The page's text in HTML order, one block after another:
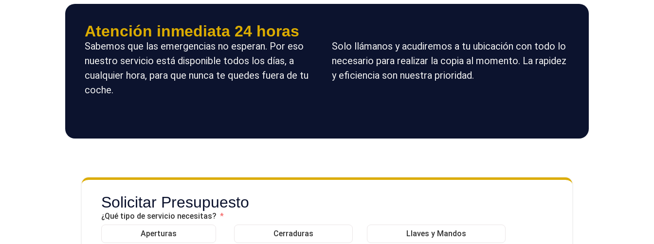
Atención inmediata 24 horas
Sabemos que las emergencias no esperan. Por eso
nuestro servicio está disponible todos los días, a
cualquier hora, para que nunca te quedes fuera de tu
coche.
Solo llámanos y acudiremos a tu ubicación con todo lo
necesario para realizar la copia al momento. La rapidez
y eficiencia son nuestra prioridad.
Solicitar Presupuesto
¿Qué tipo de servicio necesitas?
Aperturas
Cerraduras Llaves y Mandos